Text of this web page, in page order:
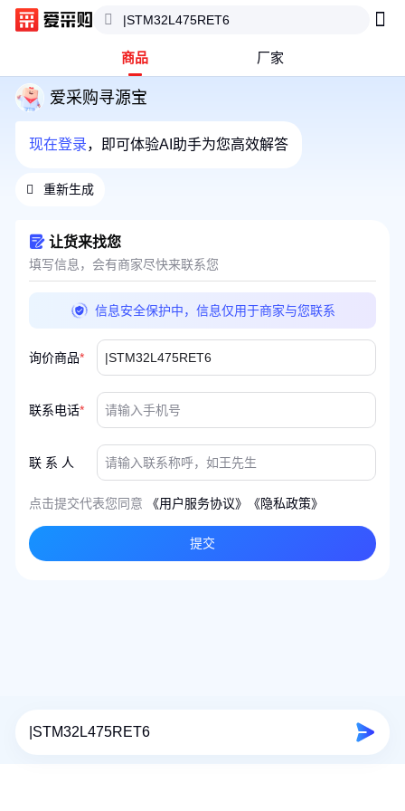
商品 厂家
爱采购寻源宝
现在登录，即可体验AI助手为您高效解答
重新生成
让货来找您
填写信息，会有商家尽快来联系您
信息安全保护中，信息仅用于商家与您联系
询价商品*
联系电话*
联 系 人
点击提交代表您同意 《用户服务协议》 《隐私政策》
提交